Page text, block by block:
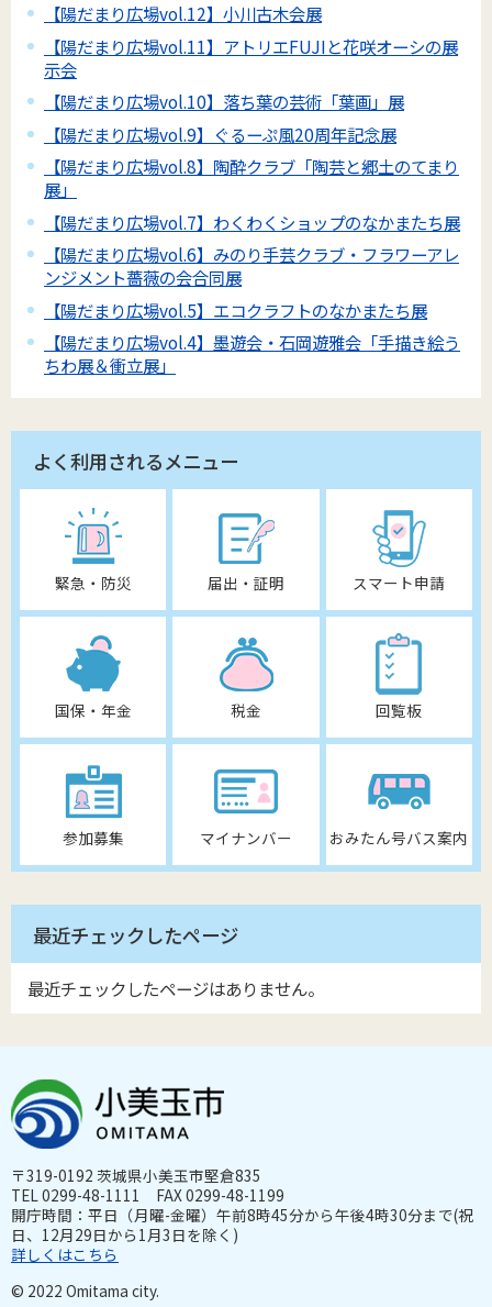
【陽だまり広場vol.12】小川古木会展
【陽だまり広場vol.11】アトリエFUJIと花咲オーシの展
示会
【陽だまり広場vol.10】落ち葉の芸術「葉画」展
【陽だまり広場vol.9】ぐるーぷ風20周年記念展
【陽だまり広場vol.8】陶酔クラブ「陶芸と郷土のてまり
展」
【陽だまり広場vol.7】わくわくショップのなかまたち展
【陽だまり広場vol.6】みのり手芸クラブ・フラワーアレ
ンジメント薔薇の会合同展
【陽だまり広場vol.5】エコクラフトのなかまたち展
【陽だまり広場vol.4】墨遊会・石岡遊雅会「手描き絵う
ちわ展＆衝立展」
よく利用されるメニュー
緊急・防災 届出・証明 スマート申請
国保・年金 税金 回覧板
参加募集 マイナンバー おみたん号バス案内
最近チェックしたページ
最近チェックしたページはありません。
〒319-0192 茨城県小美玉市堅倉835
TEL 0299-48-1111 FAX 0299-48-1199
開庁時間：平日（月曜-金曜）午前8時45分から午後4時30分まで(祝
日、12月29日から1月3日を除く)
詳しくはこちら
© 2022 Omitama city.